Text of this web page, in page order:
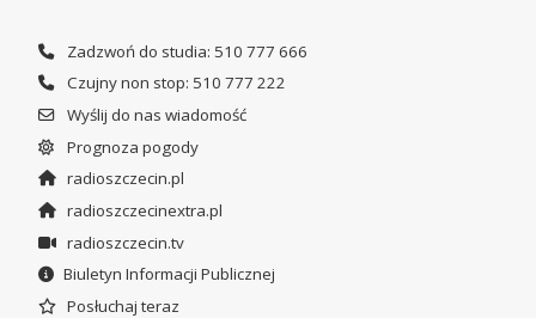
Zadzwoń do studia: 510 777 666
Czujny non stop: 510 777 222
Wyślij do nas wiadomość
Prognoza pogody
radioszczecin.pl
radioszczecinextra.pl
radioszczecin.tv
Biuletyn Informacji Publicznej
Posłuchaj teraz